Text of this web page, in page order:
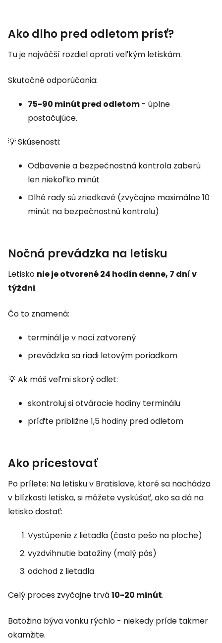
Ako dlho pred odletom prísť?
Tu je najväčší rozdiel oproti veľkým letiskám.
Skutočné odporúčania:
75-90 minút pred odletom - úplne
postačujúce.
💡 Skúsenosti:
Odbavenie a bezpečnostná kontrola zaberú
len niekoľko minút
Dlhé rady sú zriedkavé (zvyčajne maximálne 10
minút na bezpečnostnú kontrolu)
Nočná prevádzka na letisku
Letisko nie je otvorené 24 hodín denne, 7 dní v
týždni.
Čo to znamená:
terminál je v noci zatvorený
prevádzka sa riadi letovým poriadkom
💡 Ak máš veľmi skorý odlet:
skontroluj si otváracie hodiny terminálu
príďte približne 1,5 hodiny pred odletom
Ako pricestovať
Po prílete: Na letisku v Bratislave, ktoré sa nachádza
v blízkosti letiska, si môžete vyskúšať, ako sa dá na
letisko dostať:
Vystúpenie z lietadla (často pešo na ploche)
vyzdvihnutie batožiny (malý pás)
odchod z lietadla
Celý proces zvyčajne trvá10-20 minút.
Batožina býva vonku rýchlo - niekedy príde takmer
okamžite.